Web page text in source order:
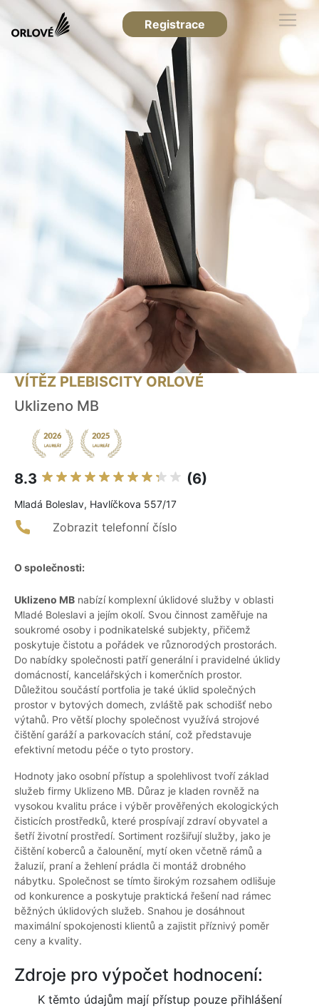
Registrace
VÍTĚZ PLEBISCITY ORLOVÉ
Uklizeno MB
8.3 (6)
Mladá Boleslav, Havlíčkova 557/17
Zobrazit telefonní číslo
O společnosti:
Uklizeno MB nabízí komplexní úklidové služby v oblasti
Mladé Boleslavi a jejím okolí. Svou činnost zaměřuje na
soukromé osoby i podnikatelské subjekty, přičemž
poskytuje čistotu a pořádek ve různorodých prostorách.
Do nabídky společnosti patří generální i pravidelné úklidy
domácností, kancelářských i komerčních prostor.
Důležitou součástí portfolia je také úklid společných
prostor v bytových domech, zvláště pak schodišť nebo
výtahů. Pro větší plochy společnost využívá strojové
čištění garáží a parkovacích stání, což představuje
efektivní metodu péče o tyto prostory.
Hodnoty jako osobní přístup a spolehlivost tvoří základ
služeb firmy Uklizeno MB. Důraz je kladen rovněž na
vysokou kvalitu práce i výběr prověřených ekologických
čisticích prostředků, které prospívají zdraví obyvatel a
šetří životní prostředí. Sortiment rozšiřují služby, jako je
čištění koberců a čalounění, mytí oken včetně rámů a
žaluzií, praní a žehlení prádla či montáž drobného
nábytku. Společnost se tímto širokým rozsahem odlišuje
od konkurence a poskytuje praktická řešení nad rámec
běžných úklidových služeb. Snahou je dosáhnout
maximální spokojenosti klientů a zajistit příznivý poměr
ceny a kvality.
Zdroje pro výpočet hodnocení:
K těmto údajům mají přístup pouze přihlášení